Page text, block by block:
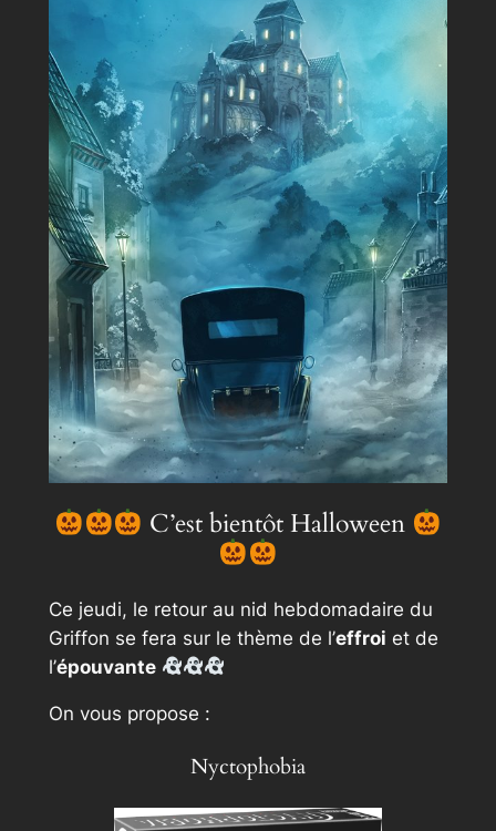
C’est bientôt Halloween
Ce jeudi, le retour au nid hebdomadaire du
Griffon se fera sur le thème de l’effroi et de
l’épouvante
On vous propose :
Nyctophobia